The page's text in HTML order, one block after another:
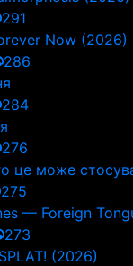
291
Now (2026)
286
284
276
це може
275
— Foreign
273
(2026)